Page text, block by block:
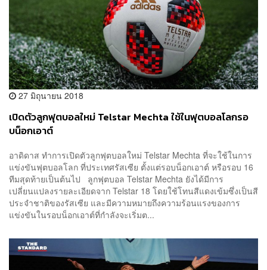
27 มิถุนายน 2018
เปิดตัวลูกฟุตบอลใหม่ Telstar Mechta ใช้ในฟุตบอลโลกรอ
บน็อกเอาต์
อาดิดาส ทำการเปิดตัวลูกฟุตบอลใหม่ Telstar Mechta ที่จะใช้ในการ
แข่งขันฟุตบอลโลก ที่ประเทศรัสเซีย ตั้งแต่รอบน็อกเอาต์ หรือรอบ 16
ทีมสุดท้ายเป็นต้นไป ลูกฟุตบอล Telstar Mechta ยังได้มีการ
เปลี่ยนแปลงรายละเอียดจาก Telstar 18 โดยใช้โทนสีแดงเข้มซึ่งเป็นสี
ประจำชาติของรัสเซีย และมีความหมายถึงความร้อนแรงของการ
แข่งขันในรอบน็อกเอาต์ที่กำลังจะเริ่มต...